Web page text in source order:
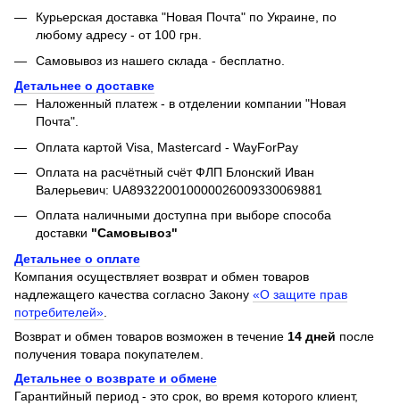
Курьерская доставка "Новая Почта" по Украине, по
любому адресу - от 100 грн.
Самовывоз из нашего склада - бесплатно.
Детальнее о доставке
Наложенный платеж - в отделении компании "Новая
Почта".
Оплата картой Visa, Mastercard - WayForPay
Оплата на расчётный счёт ФЛП Блонский Иван
Валерьевич: UA893220010000026009330069881
Оплата наличными доступна при выборе способа
доставки "Самовывоз"
Детальнее о оплате
Компания осуществляет возврат и обмен товаров
надлежащего качества согласно Закону «О защите прав
потребителей»
Возврат и обмен товаров возможен в течение 14 дней после
получения товара покупателем.
Детальнее о возврате и обмене
Гарантийный период - это срок, во время которого клиент,